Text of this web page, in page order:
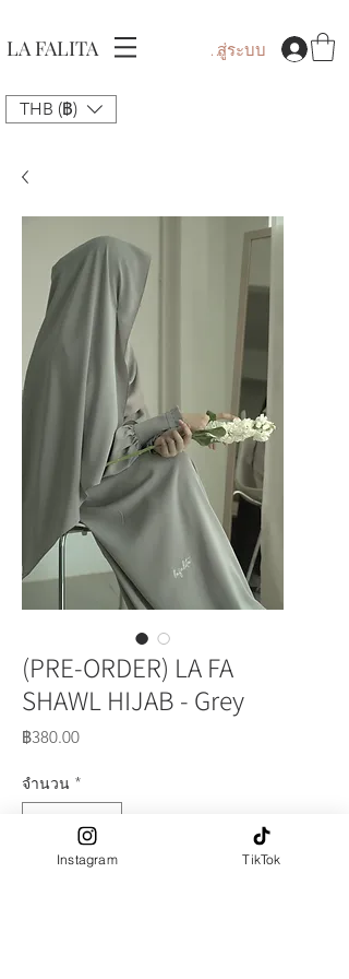
LA FALITA
THB (฿)
เข้าสู่ระบบ
(PRE-ORDER) LA FA
SHAWL HIJAB - Grey
฿380.00ราคา
จำนวน *
Instagram TikTok